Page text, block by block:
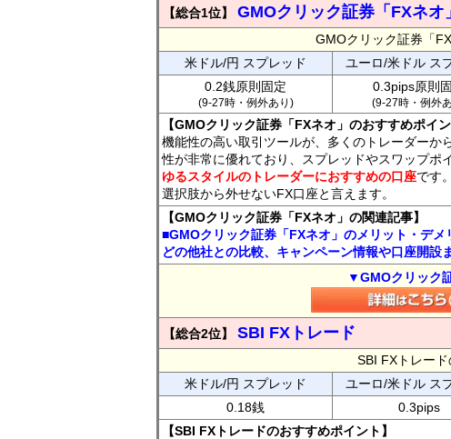
【総合1位】 GMOクリック証券「FXネオ」
GMOクリック証券「
米ドル/円 スプレッド
ユーロ/米ドル ス
0.2銭原則固定
(9-27時・例外あり)
0.3pips原則
(9-27時・例外
【GMOクリック証券「FXネオ」のおすすめポイン
機能性の高い取引ツールが、多くのトレーダーか
性が非常に優れており、スプレッドやスワップポ
ゆるスタイルのトレーダーにおすすめの口座です
選択肢から外せないFX口座と言えます。
【GMOクリック証券「FXネオ」の関連記事】
■GMOクリック証券「FXネオ」のメリット・デ
どの他社との比較、キャンペーン情報や口座開設
▼GMOクリック
【総合2位】 SBI FXトレード
SBI FXトレー
米ドル/円 スプレッド
ユーロ/米ドル ス
0.18銭
0.3pips
【SBI FXトレードのおすすめポイント】